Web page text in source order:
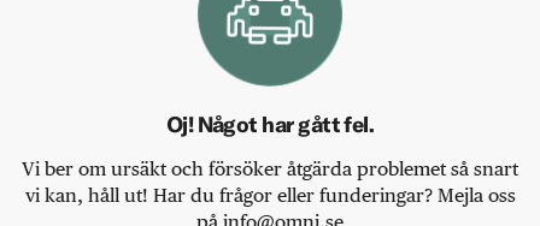
Oj! Något har gått fel.
Vi ber om ursäkt och försöker åtgärda problemet så snart
vi kan, håll ut! Har du frågor eller funderingar? Mejla oss